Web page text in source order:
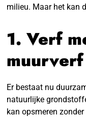
milieu. Maar het kan
1. Verf
muurverf
Er bestaat nu
natuurlijke
kan opsmeren